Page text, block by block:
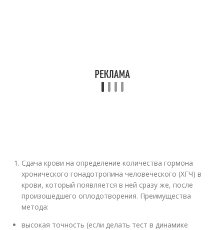
Сдача крови на определение количества гормона
хронического гонадотропина человеческого (ХГЧ) в
крови, который появляется в ней сразу же, после
произошедшего оплодотворения. Преимущества
метода:
высокая точность (если делать тест в динамике